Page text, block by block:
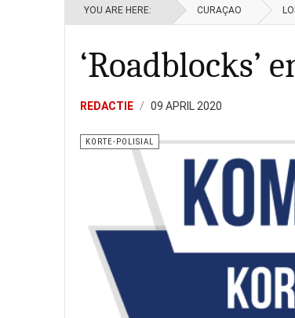
YOU ARE HERE: CURAÇAO
‘Roadblocks’
REDACTIE 09 APRIL 2020
KORTE-POLISIAL